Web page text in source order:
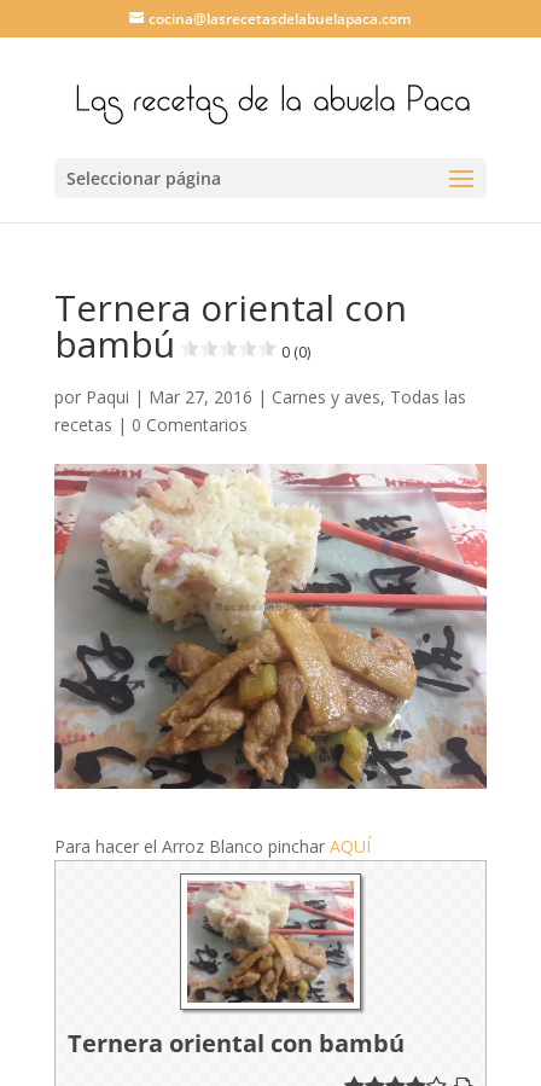
cocina@lasrecetasdelabuelapaca.com
Seleccionar página
Ternera oriental con
bambú 0 (0)
por Paqui | Mar 27, 2016 | Carnes y aves, Todas las
recetas | 0 Comentarios
Para hacer el Arroz Blanco pinchar AQUÍ
Ternera oriental con bambú